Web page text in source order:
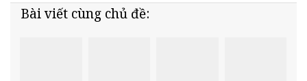
Bài viết cùng chủ đề: